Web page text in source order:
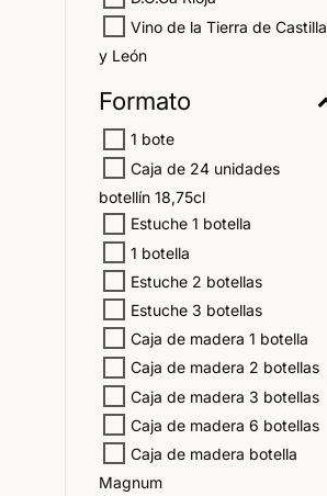
Vino de la Tierra de Castilla
y León
Formato
1 bote
Caja de 24 unidades
botellín 18,75cl
Estuche 1 botella
1 botella
Estuche 2 botellas
Estuche 3 botellas
Caja de madera 1 botella
Caja de madera 2 botellas
Caja de madera 3 botellas
Caja de madera 6 botellas
Caja de madera botella
Magnum